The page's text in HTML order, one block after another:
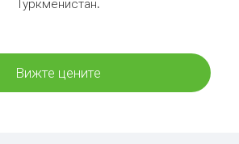
Туркменистан.
Вижте цените